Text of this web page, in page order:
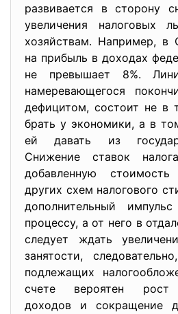
развивается в сторону
увеличения налоговых
хозяйствам. Например, в
на прибыль в доходах
не превышает 8%.
намеревающегося
дефицитом, состоит не в
брать у экономики, а в
ей давать из
Снижение ставок
добавленную
других схем налогового
дополнительный
процессу, а от него в
следует ждать
занятости,
подлежащих
счете вероятен рост
доходов и сокращение